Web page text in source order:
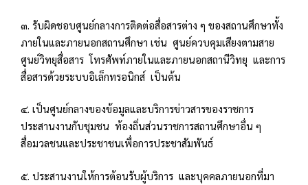
๓. รับผิดชอบศูนย์กลางการติดต่อสื่อสารต่าง ๆ ของสถานศึกษาทั้ง
ภายในและภายนอกสถานศึกษา เช่น ศูนย์ควบคุมเสียงตามสาย
ศูนย์วิทยุสื่อสาร โทรศัพท์ภายในและภายนอกสถานีวิทยุ และการ
สื่อสารด้วยระบบอิเล็กทรอนิกส์ เป็นต้น
๔. เป็นศูนย์กลางของข้อมูลและบริการข่าวสารของราชการ
ประสานงานกับชุมชน ท้องถิ่นส่วนราชการสถานศึกษาอื่น ๆ
สื่อมวลชนและประชาชนเพื่อการประชาสัมพันธ์
๕. ประสานงานให้การต้อนรับผู้บริการ และบุคคลภายนอกที่มา